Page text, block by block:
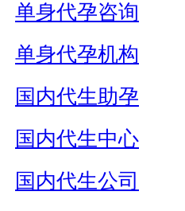
单身代孕咨询
单身代孕机构
国内代生助孕
国内代生中心
国内代生公司